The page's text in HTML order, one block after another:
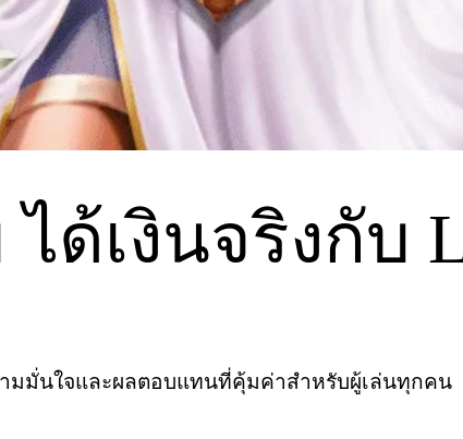
ได้เงินจริงกับ
มมั่นใจและผลตอบแทนที่คุ้มค่าสำหรับผู้เล่นทุกคน